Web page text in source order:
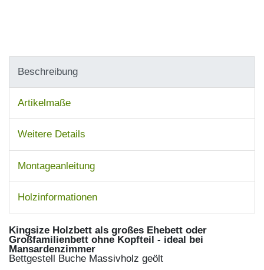
Beschreibung
Artikelmaße
Weitere Details
Montageanleitung
Holzinformationen
Kingsize Holzbett als großes Ehebett oder
Großfamilienbett ohne Kopfteil - ideal bei
Mansardenzimmer
Bettgestell Buche Massivholz geölt